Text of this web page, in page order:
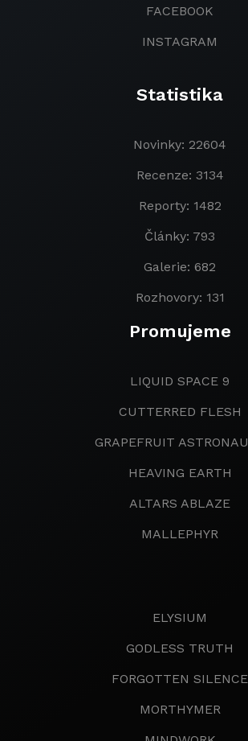
FACEBOOK
INSTAGRAM
Statistika
Novinky: 22604
Recenze: 3134
Reporty: 1482
Články: 793
Galerie: 682
Rozhovory: 131
Promujeme
LIQUID SPACE 9
CUTTERRED FLESH
GRAPEFRUIT
HEAVING EARTH
ALTARS ABLAZE
MALLEPHYR
ELYSIUM
GODLESS TRUTH
FORGOTTEN SILENCE
MORTHYMER